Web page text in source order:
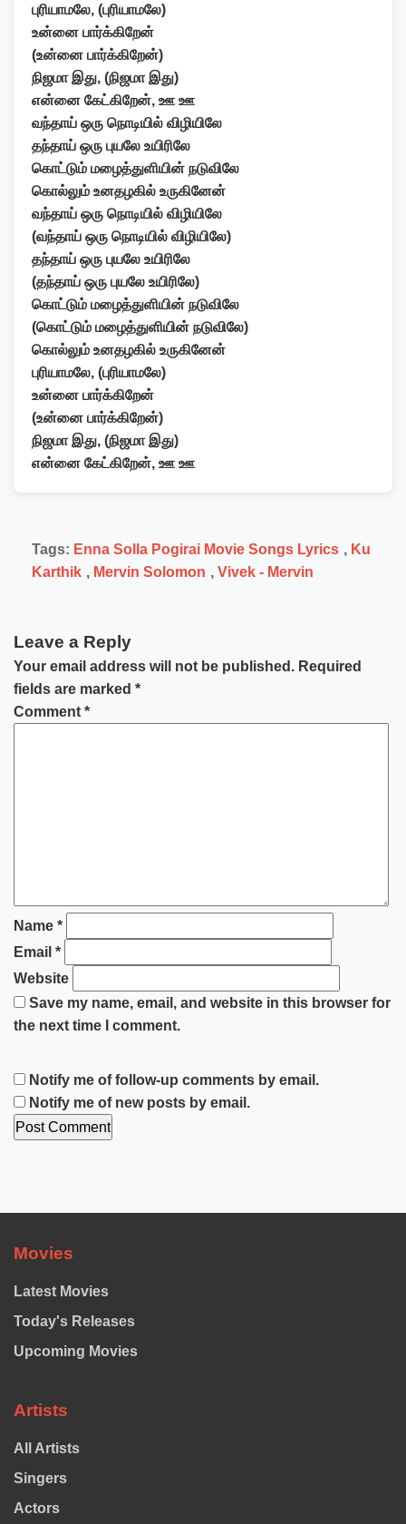
புரியாமலே, (புரியாமலே)
உன்னை பார்க்கிறேன்
(உன்னை பார்க்கிறேன்)
நிஜமா இது, (நிஜமா இது)
என்னை கேட்கிறேன், ஊ ஊ
வந்தாய் ஒரு நொடியில் விழியிலே
தந்தாய் ஒரு புயலே உயிரிலே
கொட்டும் மழைத்துளியின் நடுவிலே
கொல்லும் உனதழகில் உருகினேன்
வந்தாய் ஒரு நொடியில் விழியிலே
(வந்தாய் ஒரு நொடியில் விழியிலே)
தந்தாய் ஒரு புயலே உயிரிலே
(தந்தாய் ஒரு புயலே உயிரிலே)
கொட்டும் மழைத்துளியின் நடுவிலே
(கொட்டும் மழைத்துளியின் நடுவிலே)
கொல்லும் உனதழகில் உருகினேன்
புரியாமலே, (புரியாமலே)
உன்னை பார்க்கிறேன்
(உன்னை பார்க்கிறேன்)
நிஜமா இது, (நிஜமா இது)
என்னை கேட்கிறேன், ஊ ஊ
Tags: Enna Solla Pogirai Movie Songs Lyrics , Ku
Karthik , Mervin Solomon , Vivek - Mervin
Leave a Reply
Your email address will not be published. Required
fields are marked *
Comment *
Name *
Email *
Website
Save my name, email, and website in this browser for
the next time I comment.
Notify me of follow-up comments by email.
Notify me of new posts by email.
Movies
Latest Movies
Today's Releases
Upcoming Movies
Artists
All Artists
Singers
Actors